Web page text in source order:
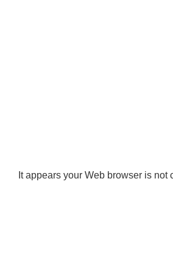
It appears your Web browser is